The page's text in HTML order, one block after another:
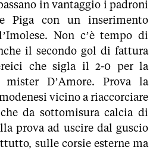
in vantaggio i padroni
Piga con un inserimento
Non c’è tempo di
il secondo gol di fattura
che sigla il 2-0 per la
D’Amore. Prova la
vicino a riaccorciare
da sottomisura calcia di
prova ad uscire dal guscio
sulle corsie esterne ma